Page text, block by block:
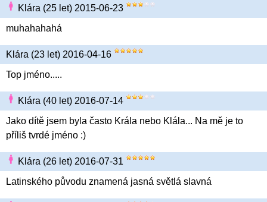
Klára (25 let) 2015-06-23
muhahahahá
Klára (23 let) 2016-04-16
Top jméno.....
Klára (40 let) 2016-07-14
Jako dítě jsem byla často Krála nebo Klála... Na mě je to
příliš tvrdé jméno :)
Klára (26 let) 2016-07-31
Latinského původu znamená jasná světlá slavná